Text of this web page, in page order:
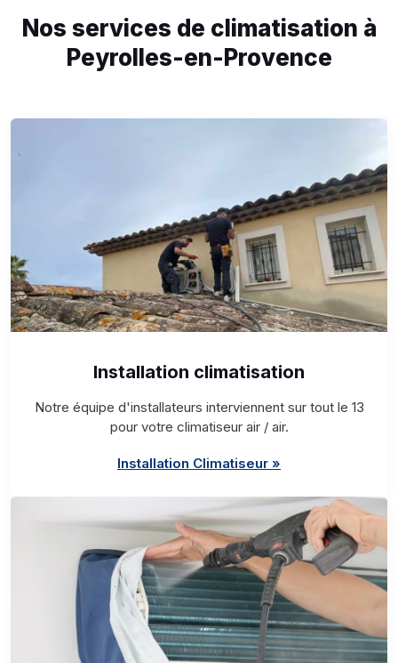
Nos services de climatisation à
Peyrolles-en-Provence
Installation climatisation
Notre équipe d'installateurs interviennent sur tout le 13
pour votre climatiseur air / air.
Installation Climatiseur »